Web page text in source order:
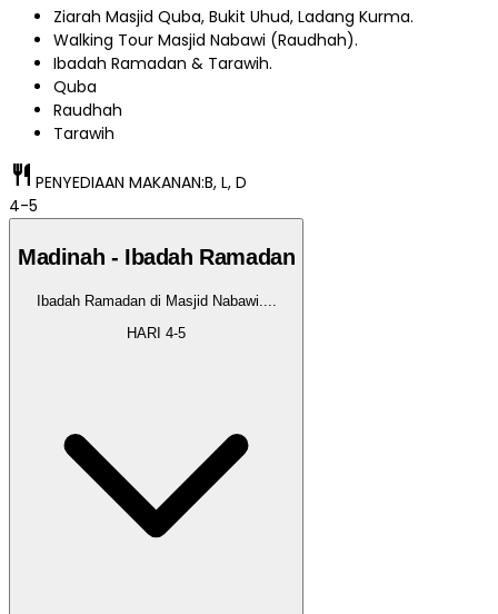
Ziarah Masjid Quba, Bukit Uhud, Ladang Kurma.
Walking Tour Masjid Nabawi (Raudhah).
Ibadah Ramadan & Tarawih.
Quba
Raudhah
Tarawih
restaurant PENYEDIAAN MAKANAN:B, L, D
4-5
Madinah - Ibadah Ramadan
Ibadah Ramadan di Masjid Nabawi....
HARI4-5